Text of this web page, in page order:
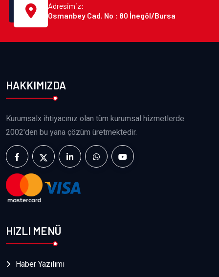
Adresimiz:
Osmanbey Cad. No : 80 İnegöl/Bursa
HAKKIMIZDA
Kurumsalx ihtiyacınız olan tüm kurumsal hizmetlerde
2002'den bu yana çözüm üretmektedir.
HIZLI MENÜ
Haber Yazılımı